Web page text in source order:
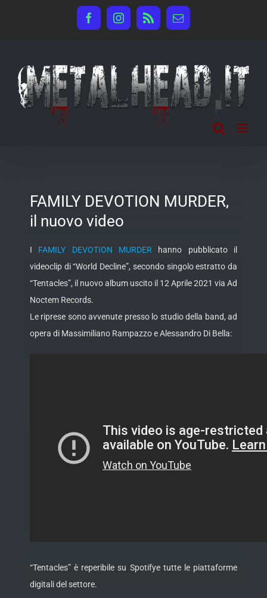
FacebookInstagram
Rss Email
FAMILY DEVOTION MURDER,
il nuovo video
I FAMILY DEVOTION MURDER hanno pubblicato il
videoclip di “World Decline”, secondo singolo estratto da
“Tentacles”, il nuovo album uscito il 12 Aprile 2021 via Ad
Noctem Records.
Le riprese sono avvenute presso lo studio della band, ad
opera di Massimiliano Rampazzo e Alessandro Di Bella:
“Tentacles” è reperibile su Spotifye tutte le piattaforme
digitali del settore.